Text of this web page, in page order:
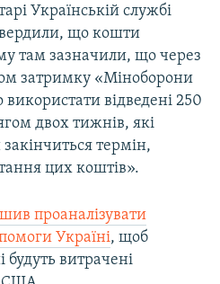
Українській службі
що кошти
там зазначили, що через
затримку «Міноборони
відведені 250
двох тижнів, які
термін,
цих коштів».
проаналізувати
Україні, щоб
витрачені